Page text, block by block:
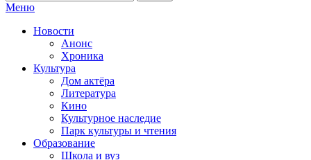
Меню
Новости
Анонс
Хроника
Культура
Дом актёра
Литература
Кино
Культурное наследие
Парк культуры и чтения
Образование
Школа и вуз